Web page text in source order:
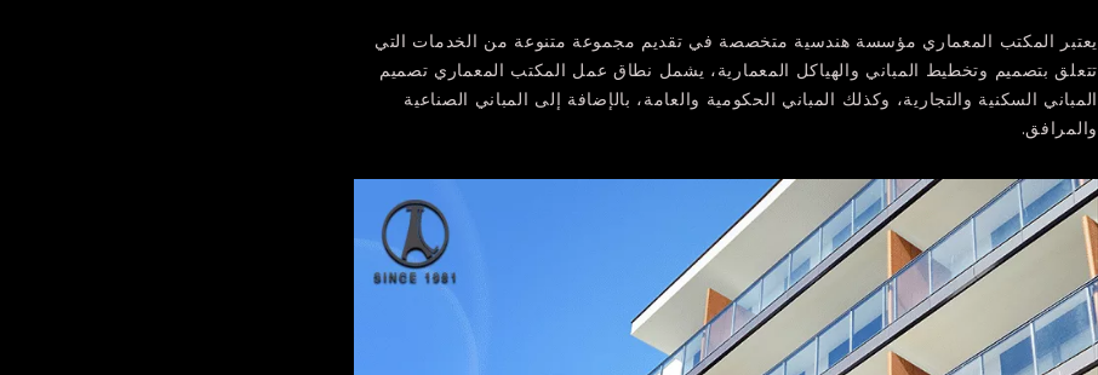
يعتبر المكتب المعماري مؤسسة هندسية متخصصة في تقديم مجموعة متنوعة من الخدمات التي
تتعلق بتصميم وتخطيط المباني والهياكل المعمارية، يشمل نطاق عمل المكتب المعماري تصميم
المباني السكنية والتجارية، وكذلك المباني الحكومية والعامة، بالإضافة إلى المباني الصناعية
والمرافق.